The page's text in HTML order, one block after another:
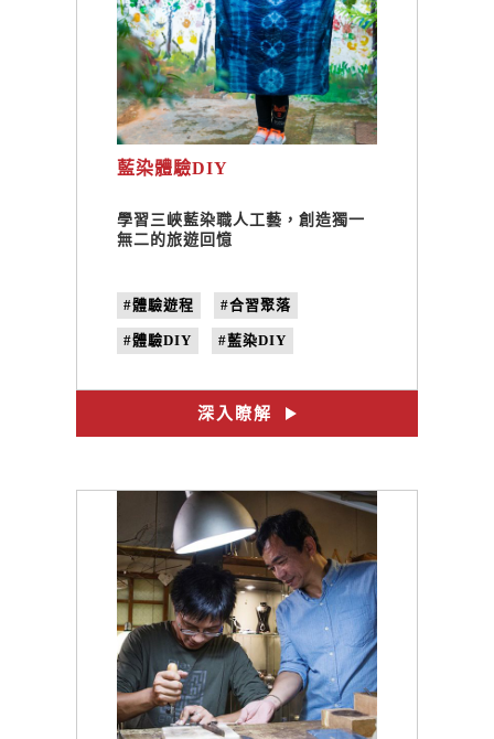
藍染體驗DIY
學習三峽藍染職人工藝，創造獨一
無二的旅遊回憶
#體驗遊程 #合習聚落
#體驗DIY #藍染DIY
#手作課程
深入瞭解